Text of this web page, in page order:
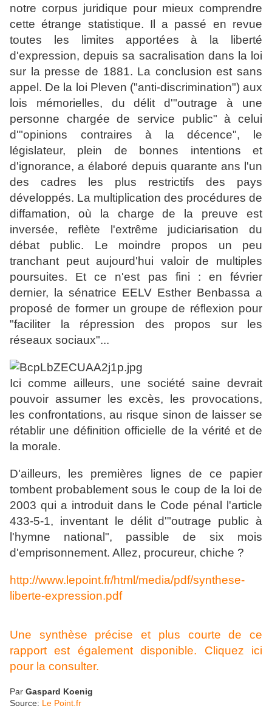
notre corpus juridique pour mieux comprendre
cette étrange statistique. Il a passé en revue
toutes les limites apportées à la liberté
d'expression, depuis sa sacralisation dans la loi
sur la presse de 1881. La conclusion est sans
appel. De la loi Pleven ("anti-discrimination") aux
lois mémorielles, du délit d'"outrage à une
personne chargée de service public" à celui
d'"opinions contraires à la décence", le
législateur, plein de bonnes intentions et
d'ignorance, a élaboré depuis quarante ans l'un
des cadres les plus restrictifs des pays
développés. La multiplication des procédures de
diffamation, où la charge de la preuve est
inversée, reflète l'extrême judiciarisation du
débat public. Le moindre propos un peu
tranchant peut aujourd'hui valoir de multiples
poursuites. Et ce n'est pas fini : en février
dernier, la sénatrice EELV Esther Benbassa a
proposé de former un groupe de réflexion pour
"faciliter la répression des propos sur les
réseaux sociaux"...
Ici comme ailleurs, une société saine devrait
pouvoir assumer les excès, les provocations,
les confrontations, au risque sinon de laisser se
rétablir une définition officielle de la vérité et de
la morale.
D'ailleurs, les premières lignes de ce papier
tombent probablement sous le coup de la loi de
2003 qui a introduit dans le Code pénal l'article
433-5-1, inventant le délit d'"outrage public à
l'hymne national", passible de six mois
d'emprisonnement. Allez, procureur, chiche ?
http://www.lepoint.fr/html/media/pdf/synthese-
liberte-expression.pdf
Une synthèse précise et plus courte de ce
rapport est également disponible. Cliquez ici
pour la consulter.
Par Gaspard Koenig
Source: Le Point.fr